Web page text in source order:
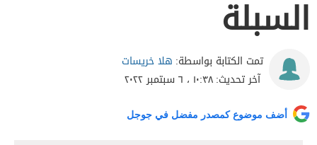
السبلة
تمت الكتابة بواسطة: هلا خريسات
آخر تحديث:١٠:٣٨ ، ٦ سبتمبر ٢٠٢٢
أضف موضوع كمصدر مفضل في جوجل